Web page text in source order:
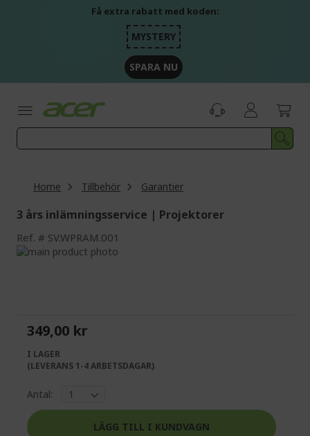
Få extra rabatt med koden:
MYSTERY
SPARA NU
Home Tillbehör Garantier
3 års inlämningsservice | Projektorer
Ref. SV.WPRAM.001
Skip
images
gallery
the
images
gallery
349,00 kr
I LAGER
(LEVERANS 1-4 ARBETSDAGAR)
Antal:
LÄGG TILL I KUNDVAGN